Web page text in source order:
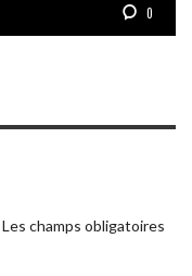
0
Les champs obligatoires